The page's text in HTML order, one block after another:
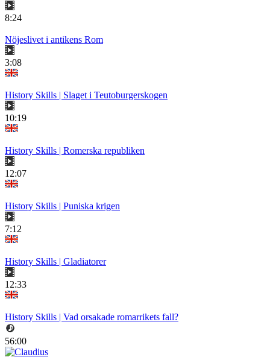
8:24
Nöjeslivet i antikens Rom
3:08
History Skills | Slaget i Teutoburgerskogen
10:19
History Skills | Romerska republiken
12:07
History Skills | Puniska krigen
7:12
History Skills | Gladiatorer
12:33
History Skills | Vad orsakade romarrikets fall?
56:00